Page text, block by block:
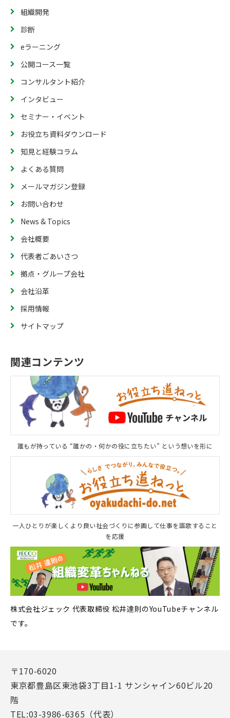
組織開発
診断
eラーニング
公開コース一覧
コンサルタント紹介
インタビュー
セミナー・イベント
お役立ち資料ダウンロード
知見と経験コラム
よくある質問
メールマガジン登録
お問い合わせ
News & Topics
会社概要
代表者ごあいさつ
拠点・グループ会社
会社沿革
採用情報
サイトマップ
関連コンテンツ
誰もが持っている “誰かの・何かの役に立ちたい” という想いを形に
一人ひとりが楽しくより良い社会づくりに参画して仕事を謳歌すること
を応援
株式会社ジェック 代表取締役 松井達則のYouTubeチャンネル
です。
〒170-6020
東京都豊島区東池袋3丁目1-1 サンシャイン60ビル20
階
TEL:03-3986-6365（代表）